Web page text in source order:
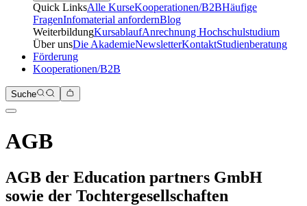
Quick LinksAlle KurseKooperationen/B2BHäufige
FragenInfomaterial anfordernBlog
WeiterbildungKursablaufAnrechnung Hochschulstudium
Über unsDie AkademieNewsletterKontaktStudienberatung
Förderung
Kooperationen/B2B
Suche
AGB
AGB der Education partners GmbH
sowie der Tochtergesellschaften